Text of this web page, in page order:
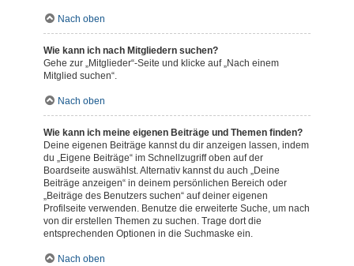
Nach oben
Wie kann ich nach Mitgliedern suchen?
Gehe zur „Mitglieder“-Seite und klicke auf „Nach einem
Mitglied suchen“.
Nach oben
Wie kann ich meine eigenen Beiträge und Themen finden?
Deine eigenen Beiträge kannst du dir anzeigen lassen, indem
du „Eigene Beiträge“ im Schnellzugriff oben auf der
Boardseite auswählst. Alternativ kannst du auch „Deine
Beiträge anzeigen“ in deinem persönlichen Bereich oder
„Beiträge des Benutzers suchen“ auf deiner eigenen
Profilseite verwenden. Benutze die erweiterte Suche, um nach
von dir erstellen Themen zu suchen. Trage dort die
entsprechenden Optionen in die Suchmaske ein.
Nach oben